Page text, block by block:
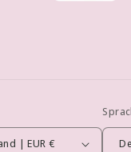
Deutschland | EUR €